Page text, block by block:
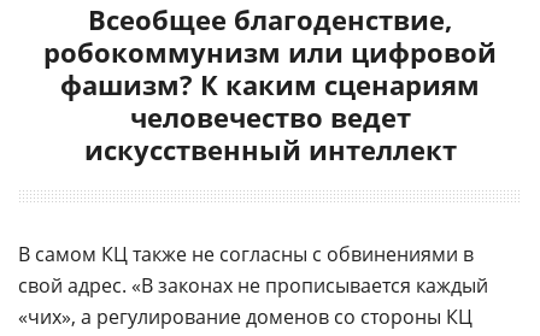
Всеобщее благоденствие,
робокоммунизм или цифровой
фашизм? К каким сценариям
человечество ведет
искусственный интеллект
В самом КЦ также не согласны с обвинениями в
свой адрес. «В законах не прописывается каждый
«чих», а регулирование доменов со стороны КЦ